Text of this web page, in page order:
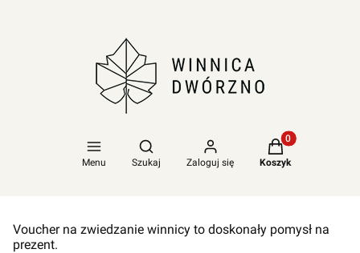
Menu
Otwórz wyszukiwarkę
Szukaj Zaloguj się
Produkty w
Koszyk
Voucher na zwiedzanie winnicy to doskonały pomysł na
prezent.